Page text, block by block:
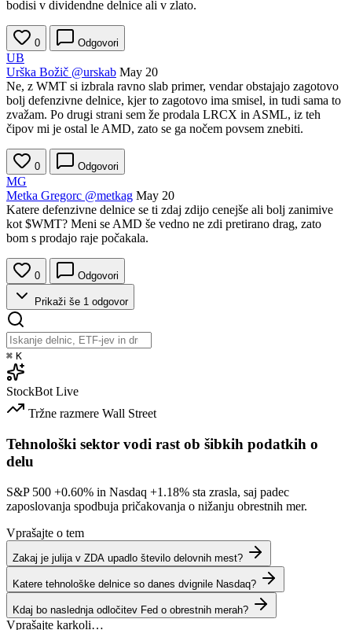
bodisi v dividendne delnice ali v zlato.
0 Odgovori
UB
Urška Božič @urskab May 20
Ne, z WMT si izbrala ravno slab primer, vendar obstajajo zagotovo
bolj defenzivne delnice, kjer to zagotovo ima smisel, in tudi sama to
zvažam. Po drugi strani sem že prodala LRCX in ASML, iz teh
čipov mi je ostal le AMD, zato se ga nočem povsem znebiti.
0 Odgovori
MG
Metka Gregorc @metkag May 20
Katere defenzivne delnice se ti zdaj zdijo cenejše ali bolj zanimive
kot $WMT? Meni se AMD še vedno ne zdi pretirano drag, zato
bom s prodajo raje počakala.
0 Odgovori
Prikaži še 1 odgovor
⌘ K
StockBot Live
Tržne razmere Wall Street
Tehnološki sektor vodi rast ob šibkih podatkih o
delu
S&P 500 +0.60% in Nasdaq +1.18% sta zrasla, saj padec
zaposlovanja spodbuja pričakovanja o nižanju obrestnih mer.
Vprašajte o tem
Zakaj je julija v ZDA upadlo število delovnih mest?
Katere tehnološke delnice so danes dvignile Nasdaq?
Kdaj bo naslednja odločitev Fed o obrestnih merah?